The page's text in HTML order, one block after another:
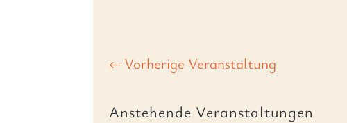
← Vorherige Veranstaltung
Anstehende Veranstaltungen